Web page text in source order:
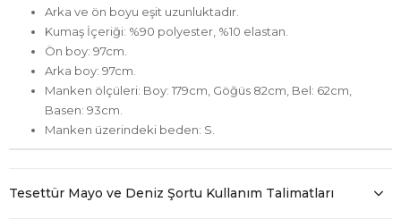
Arka ve ön boyu eşit uzunluktadır.
Kumaş İçeriği: %90 polyester, %10 elastan.
Ön boy: 97cm.
Arka boy: 97cm.
Manken ölçüleri: Boy: 179cm, Göğüs 82cm, Bel: 62cm,
Basen: 93cm.
Manken üzerindeki beden: S.
Tesettür Mayo ve Deniz Şortu Kullanım Talimatları